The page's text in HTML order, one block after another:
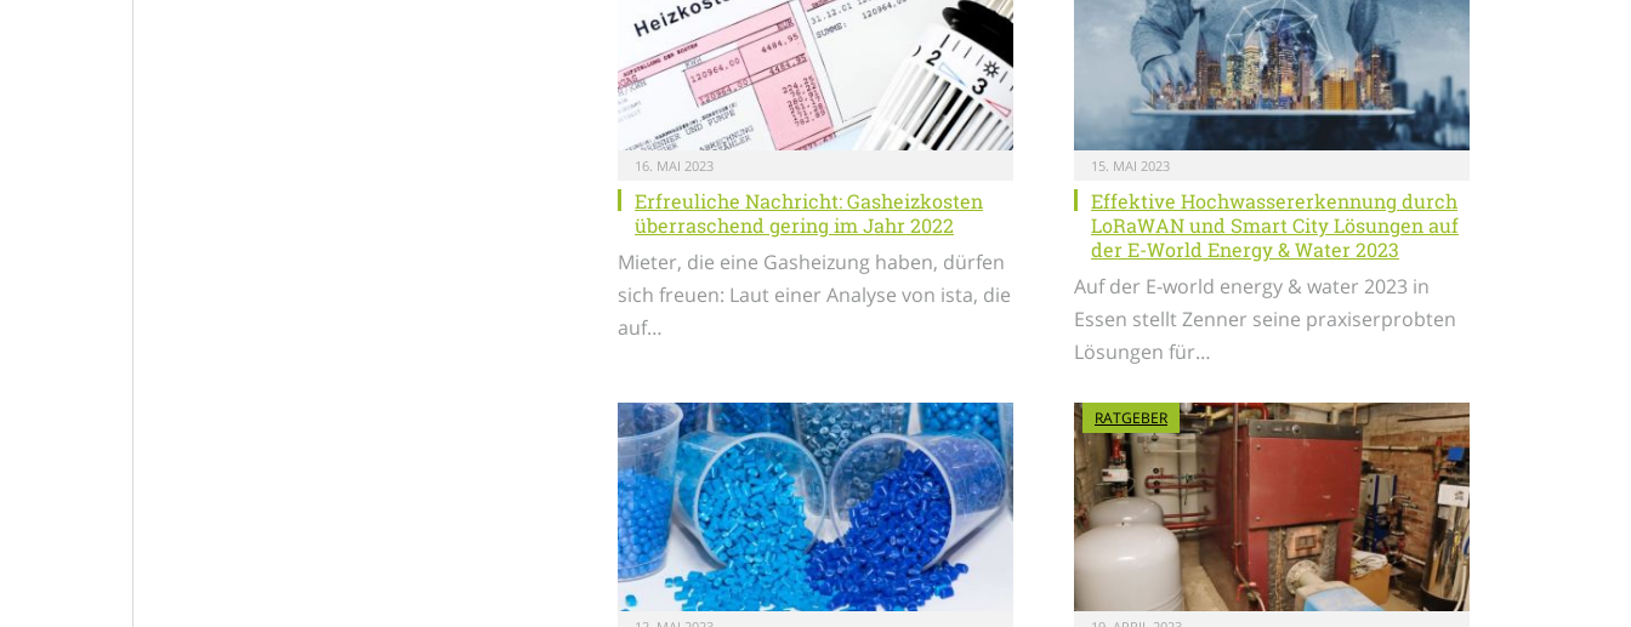
16. MAI 2023
Erfreuliche Nachricht: Gasheizkosten
überraschend gering im Jahr 2022
Mieter, die eine Gasheizung haben, dürfen
sich freuen: Laut einer Analyse von ista, die
auf…
15. MAI 2023
Effektive Hochwassererkennung durch
LoRaWAN und Smart City Lösungen auf
der E-World Energy & Water 2023
Auf der E-world energy & water 2023 in
Essen stellt Zenner seine praxiserprobten
Lösungen für…
RATGEBER